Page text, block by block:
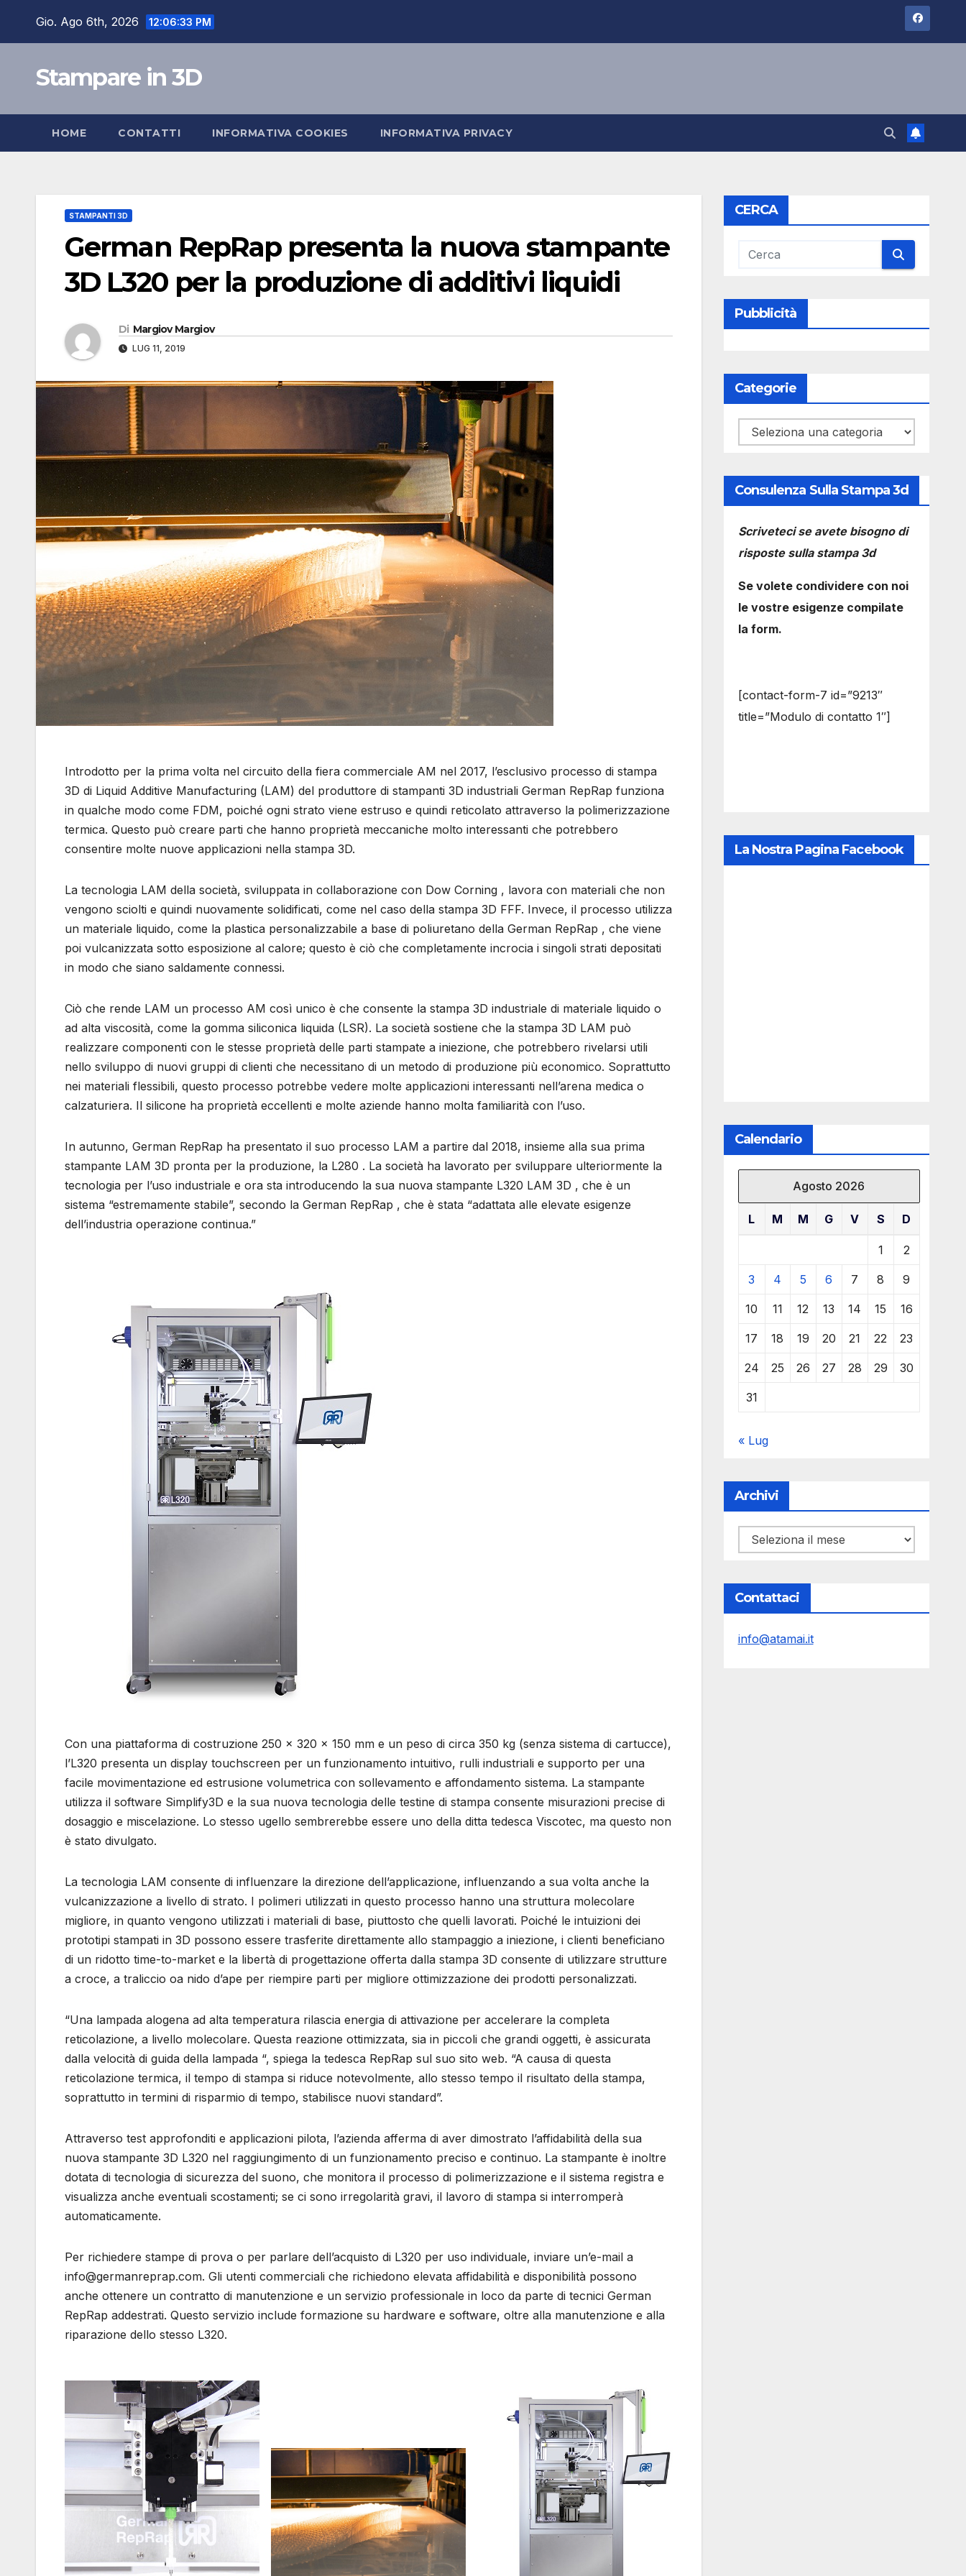
Gio. Ago 6th, 2026 12:06:35 PM
Stampare in 3D
HOME CONTATTI INFORMATIVA COOKIES INFORMATIVA PRIVACY
STAMPANTI 3D
German RepRap presenta la nuova stampante
3D L320 per la produzione di additivi liquidi
Di Margiov Margiov
LUG 11, 2019
Introdotto per la prima volta nel circuito della fiera commerciale AM ​​nel 2017, l’esclusivo processo di stampa
3D di Liquid Additive Manufacturing (LAM) del produttore di stampanti 3D industriali German RepRap funziona
in qualche modo come FDM, poiché ogni strato viene estruso e quindi reticolato attraverso la polimerizzazione
termica. Questo può creare parti che hanno proprietà meccaniche molto interessanti che potrebbero
consentire molte nuove applicazioni nella stampa 3D.
La tecnologia LAM della società, sviluppata in collaborazione con Dow Corning , lavora con materiali che non
vengono sciolti e quindi nuovamente solidificati, come nel caso della stampa 3D FFF. Invece, il processo utilizza
un materiale liquido, come la plastica personalizzabile a base di poliuretano della German RepRap , che viene
poi vulcanizzata sotto esposizione al calore; questo è ciò che completamente incrocia i singoli strati depositati
in modo che siano saldamente connessi.
Ciò che rende LAM un processo AM così unico è che consente la stampa 3D industriale di materiale liquido o
ad alta viscosità, come la gomma siliconica liquida (LSR). La società sostiene che la stampa 3D LAM può
realizzare componenti con le stesse proprietà delle parti stampate a iniezione, che potrebbero rivelarsi utili
nello sviluppo di nuovi gruppi di clienti che necessitano di un metodo di produzione più economico. Soprattutto
nei materiali flessibili, questo processo potrebbe vedere molte applicazioni interessanti nell’arena medica o
calzaturiera. Il silicone ha proprietà eccellenti e molte aziende hanno molta familiarità con l’uso.
In autunno, German RepRap ha presentato il suo processo LAM a partire dal 2018, insieme alla sua prima
stampante LAM 3D pronta per la produzione, la L280 . La società ha lavorato per sviluppare ulteriormente la
tecnologia per l’uso industriale e ora sta introducendo la sua nuova stampante L320 LAM 3D , che è un
sistema “estremamente stabile”, secondo la German RepRap , che è stata “adattata alle elevate esigenze
dell’industria operazione continua.”
Con una piattaforma di costruzione 250 x 320 x 150 mm e un peso di circa 350 kg (senza sistema di cartucce),
l’L320 presenta un display touchscreen per un funzionamento intuitivo, rulli industriali e supporto per una
facile movimentazione ed estrusione volumetrica con sollevamento e affondamento sistema. La stampante
utilizza il software Simplify3D e la sua nuova tecnologia delle testine di stampa consente misurazioni precise di
dosaggio e miscelazione. Lo stesso ugello sembrerebbe essere uno della ditta tedesca Viscotec, ma questo non
è stato divulgato.
La tecnologia LAM consente di influenzare la direzione dell’applicazione, influenzando a sua volta anche la
vulcanizzazione a livello di strato. I polimeri utilizzati in questo processo hanno una struttura molecolare
migliore, in quanto vengono utilizzati i materiali di base, piuttosto che quelli lavorati. Poiché le intuizioni dei
prototipi stampati in 3D possono essere trasferite direttamente allo stampaggio a iniezione, i clienti beneficiano
di un ridotto time-to-market e la libertà di progettazione offerta dalla stampa 3D consente di utilizzare strutture
a croce, a traliccio oa nido d’ape per riempire parti per migliore ottimizzazione dei prodotti personalizzati.
“Una lampada alogena ad alta temperatura rilascia energia di attivazione per accelerare la completa
reticolazione, a livello molecolare. Questa reazione ottimizzata, sia in piccoli che grandi oggetti, è assicurata
dalla velocità di guida della lampada “, spiega la tedesca RepRap sul suo sito web. “A causa di questa
reticolazione termica, il tempo di stampa si riduce notevolmente, allo stesso tempo il risultato della stampa,
soprattutto in termini di risparmio di tempo, stabilisce nuovi standard”.
Attraverso test approfonditi e applicazioni pilota, l’azienda afferma di aver dimostrato l’affidabilità della sua
nuova stampante 3D L320 nel raggiungimento di un funzionamento preciso e continuo. La stampante è inoltre
dotata di tecnologia di sicurezza del suono, che monitora il processo di polimerizzazione e il sistema registra e
visualizza anche eventuali scostamenti; se ci sono irregolarità gravi, il lavoro di stampa si interromperà
automaticamente.
Per richiedere stampe di prova o per parlare dell’acquisto di L320 per uso individuale, inviare un’e-mail a
info@germanreprap.com. Gli utenti commerciali che richiedono elevata affidabilità e disponibilità possono
anche ottenere un contratto di manutenzione e un servizio professionale in loco da parte di tecnici German
RepRap addestrati. Questo servizio include formazione su hardware e software, oltre alla manutenzione e alla
riparazione dello stesso L320.
CERCA
Pubblicità
Categorie
Categorie
Consulenza Sulla Stampa 3d
Scriveteci se avete bisogno di
risposte sulla stampa 3d
Se volete condividere con noi
le vostre esigenze compilate
la form.
[contact-form-7 id=”9213″
title=”Modulo di contatto 1″]
La Nostra Pagina Facebook
Calendario
Agosto 2026
L M M G V S D
1 2
3 4 5 6 7 8 9
10 11 12 13 14 15 16
17 18 19 20 21 22 23
24 25 26 27 28 29 30
31
« Lug
Archivi
Archivi
Contattaci
info@atamai.it